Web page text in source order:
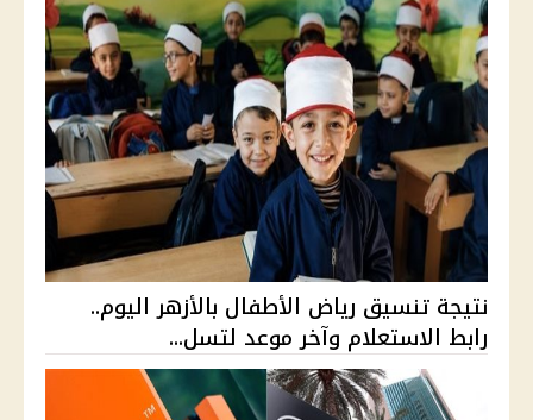
نتيجة تنسيق رياض الأطفال بالأزهر اليوم..
رابط الاستعلام وآخر موعد لتسل...